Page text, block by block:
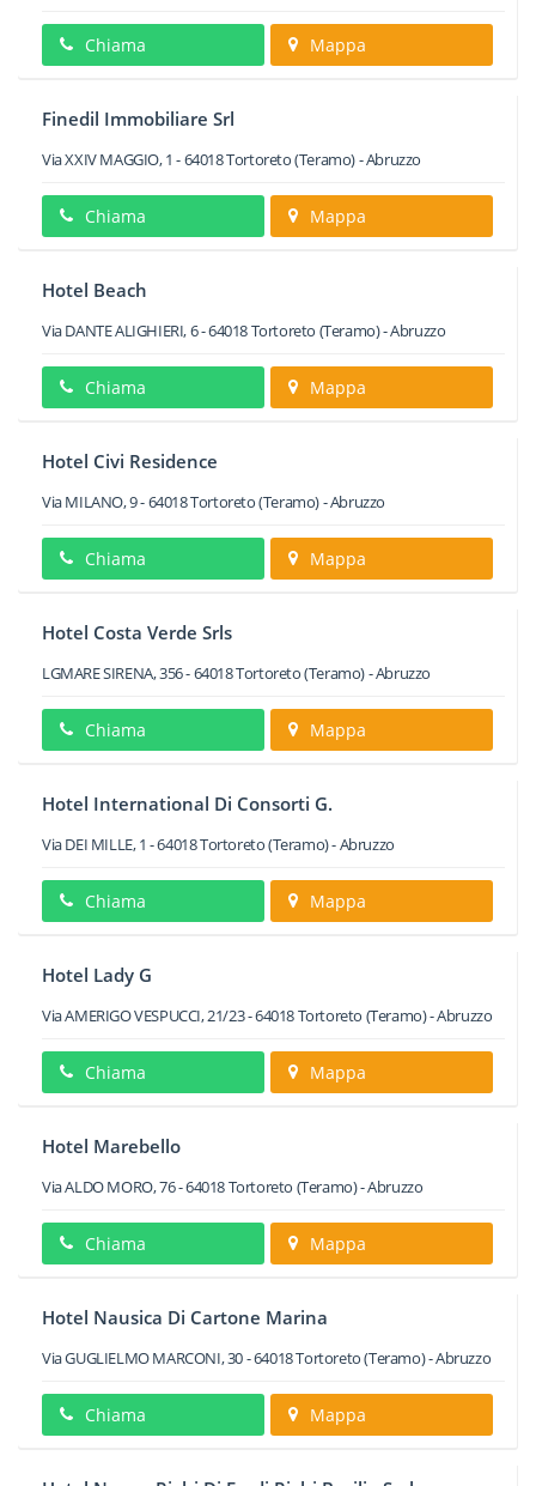
Chiama Mappa
Finedil Immobiliare Srl
Via XXIV MAGGIO, 1 -64018Tortoreto(Teramo) -Abruzzo
Chiama Mappa
Hotel Beach
Via DANTE ALIGHIERI, 6-64018Tortoreto (Teramo) -Abruzzo
Chiama Mappa
Hotel Civi Residence
Via MILANO, 9-64018Tortoreto(Teramo) -Abruzzo
Chiama Mappa
Hotel Costa Verde Srls
LGMARE SIRENA, 356-64018Tortoreto(Teramo) -Abruzzo
Chiama Mappa
Hotel International Di Consorti G.
Via DEI MILLE, 1 -64018Tortoreto(Teramo) -Abruzzo
Chiama Mappa
Hotel Lady G
Via AMERIGO VESPUCCI, 21/23-64018Tortoreto (Teramo) -Abruzzo
Chiama Mappa
Hotel Marebello
Via ALDO MORO, 76-64018Tortoreto (Teramo) -Abruzzo
Chiama Mappa
Hotel Nausica Di Cartone Marina
Via GUGLIELMO MARCONI, 30-64018Tortoreto(Teramo) -Abruzzo
Chiama Mappa